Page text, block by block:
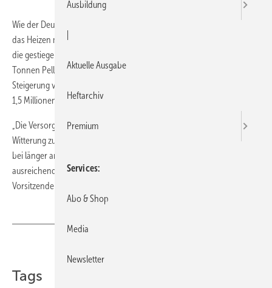
Wie der Deutsche Energieholz- und Pelletverband (DEPV) mitteilt, wird
das Heizen mit Pellets in Deutschland immer beliebter. Hier­auf deute
die gestiegene Produktion hin. In 2009 wurden rund 1,6 Millionen
Tonnen Pellets (1,565 Millionen Tonnen) produziert, was eine
Steigerung von rund 100000 Tonnen gegenüber dem Vorjahr (rund
1,5 Millionen Tonnen) bedeute.
„Die Versorgungssicherheit mit Pellets ist trotz der winterlichen
Witterung zum Jahresbeginn 2010 bundesweit gewährleistet. Selbst
bei länger andauernden Minustemperaturen steht die Ware in
ausreichender Menge zur Verfügung“, sagte hierzu die DEPV-
Vorsitzende Beate Schmidt.
Tags
Ausbildung
Aktuelle Ausgabe
Heftarchiv
Premium
Services
Abo & Shop
Media
Newsletter